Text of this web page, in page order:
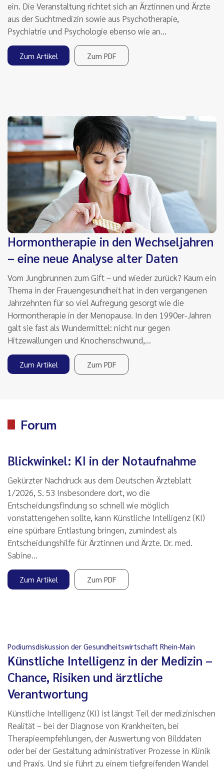
ein. Die Veranstaltung richtet sich an Ärztinnen und Ärzte
aus der Suchtmedizin sowie aus Psychotherapie,
Psychiatrie und Psychologie ebenso wie an…
Zum Artikel Zum PDF
Hormontherapie in den Wechseljahren
– eine neue Analyse alter Daten
Vom Jungbrunnen zum Gift – und wieder zurück? Kaum ein
Thema in der Frauengesundheit hat in den vergangenen
Jahrzehnten für so viel Aufregung gesorgt wie die
Hormontherapie in der Menopause. In den 1990er-Jahren
galt sie fast als Wundermittel: nicht nur gegen
Hitzewallungen und Knochenschwund,…
Zum Artikel Zum PDF
Forum
Blickwinkel: KI in der Notaufnahme
Gekürzter Nachdruck aus dem Deutschen Ärzteblatt
1/2026, S. 53 Insbesondere dort, wo die
Entscheidungsfindung so schnell wie möglich
vonstattengehen sollte, kann Künstliche Intelligenz (KI)
eine spürbare Entlastung bringen, zumindest als
Entscheidungshilfe für Ärztinnen und Ärzte. Dr. med.
Sabine…
Zum Artikel Zum PDF
Podiumsdiskussion der Gesundheitswirtschaft Rhein-Main
Künstliche Intelligenz in der Medizin –
Chance, Risiken und ärztliche
Verantwortung
Künstliche Intelligenz (KI) ist längst Teil der medizinischen
Realität – bei der Diagnose von Krankheiten, bei
Therapieempfehlungen, der Auswertung von Bilddaten
oder bei der Gestaltung administrativer Prozesse in Klinik
und Praxis. Und sie führt zu einem tiefgreifenden Wandel